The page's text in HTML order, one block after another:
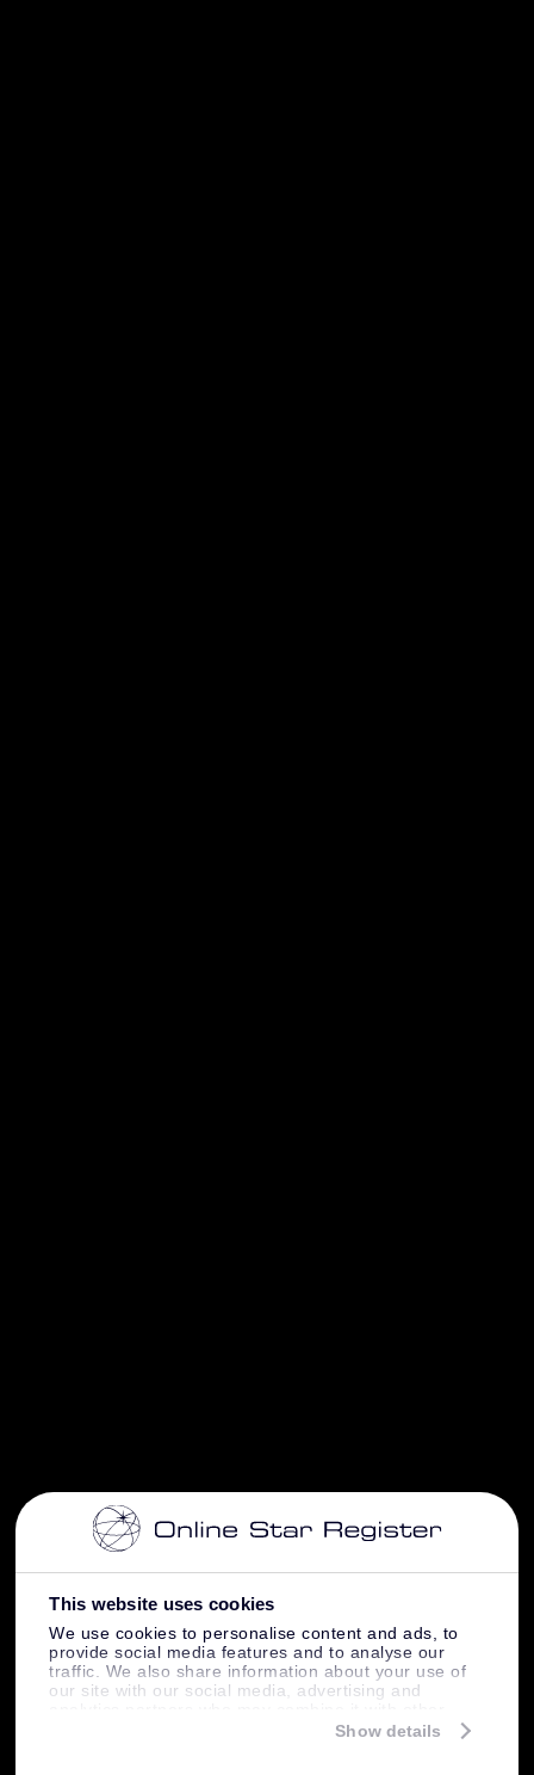
This website uses cookies
We use cookies to personalise content and ads, to
provide social media features and to analyse our
traffic. We also share information about your use of
our site with our social media, advertising and
information that you’ve provided to them or that
Show details